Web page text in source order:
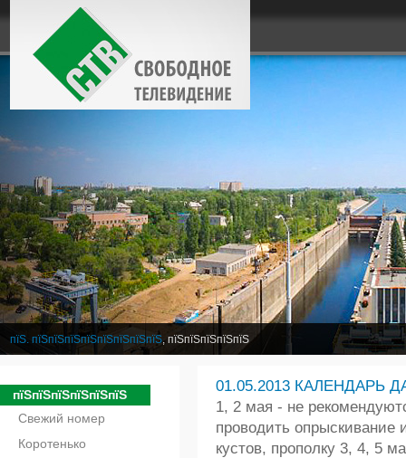
пїЅ. пїЅпїЅпїЅпїЅпїЅпїЅпїЅпїЅ, пїЅпїЅпїЅпїЅпїЅ
пїЅпїЅпїЅпїЅпїЅпїЅ
Свежий номер
Коротенько
01.05.2013 КАЛЕНДАРЬ
1, 2 мая - не
проводить опрыскивание
кустов, прополку 3, 4, 5